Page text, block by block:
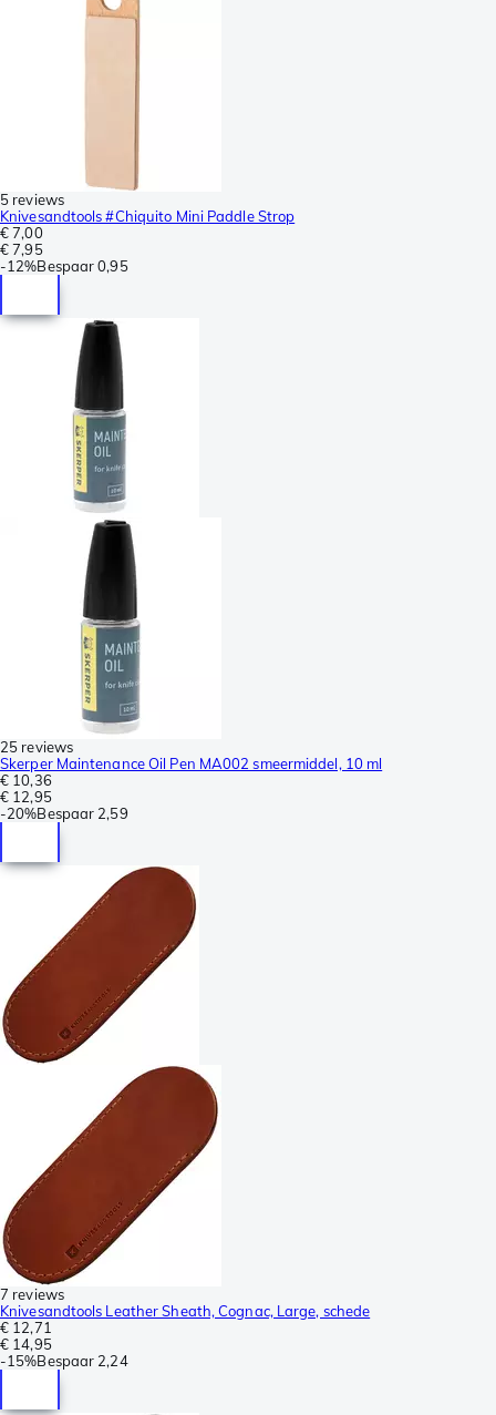
5 reviews
Knivesandtools #Chiquito Mini Paddle Strop
€ 7,00
€ 7,95
-12%Bespaar 0,95
25 reviews
Skerper Maintenance Oil Pen MA002 smeermiddel, 10 ml
€ 10,36
€ 12,95
-20%Bespaar 2,59
7 reviews
Knivesandtools Leather Sheath, Cognac, Large, schede
€ 12,71
€ 14,95
-15%Bespaar 2,24